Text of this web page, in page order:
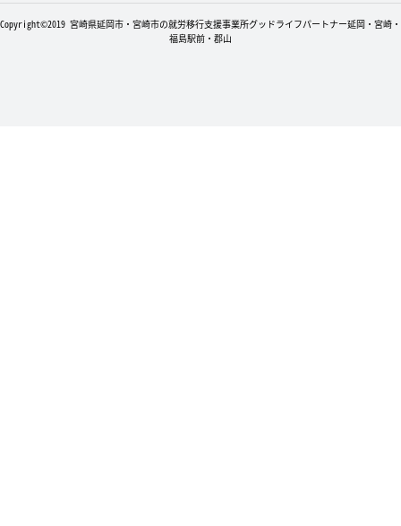
Copyright©2019 宮崎県延岡市・宮崎市の就労移行支援事業所グッドライフパートナー延岡・宮崎・
福島駅前・郡山